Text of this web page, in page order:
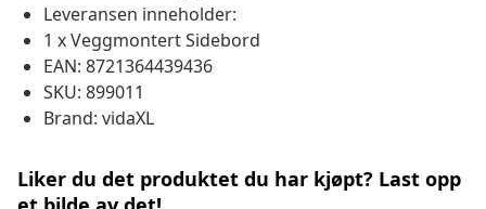
Leveransen inneholder:
1 x Veggmontert Sidebord
EAN: 8721364439436
SKU: 899011
Brand: vidaXL
Liker du det produktet du har kjøpt? Last opp